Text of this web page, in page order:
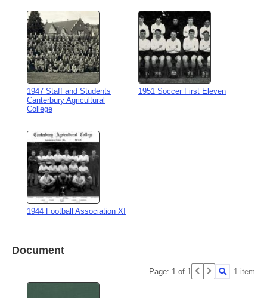
1947 Staff and Students
Canterbury Agricultural
College
1951 Soccer First Eleven
1944 Football Association XI
Document
Page: 1 of 1 1 item